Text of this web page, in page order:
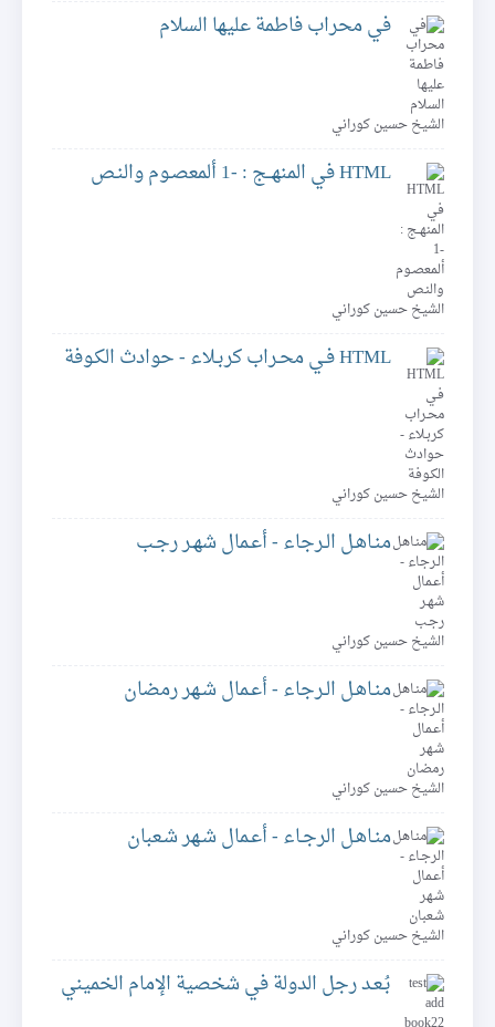
في محراب فاطمة عليها السلام
الشيخ حسين كوراني
HTML في المنهــج : -1 ألمعصـوم والنـص
الشيخ حسين كوراني
HTML فـي محـراب كربـلاء - حوادث الكـوفة
الشيخ حسين كوراني
منـاهـل الـرجاء - أعـمال شهـر رجـب
الشيخ حسين كوراني
منـاهـل الـرجاء - أعـمال شـهر رمضان
الشيخ حسين كوراني
منـاهـل الرجـاء - أعـمال شـهر شـعبان
الشيخ حسين كوراني
بُـعـد رجل الدولة في شخصية الإمام الخميني